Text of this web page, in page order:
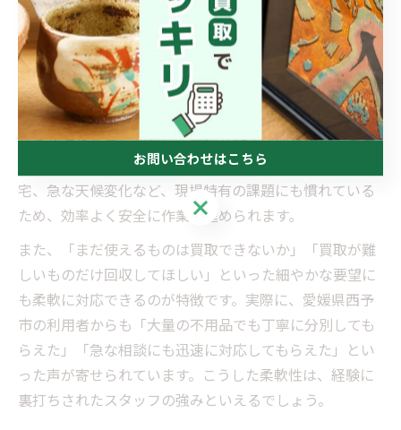
た不安を未然に防ぐ大きなポイントです。
経験豊かなスタッフによる柔軟な対応
不用品回収の現場では、想定外の事態が起こることも少
なくありません。経験豊富なスタッフは、現場ごとに異
なる状況を素早く判断し、最適な作業手順を選択できま
す。たとえば、狭い階段やエレベーターのない集合住
宅、急な天候変化など、現場特有の課題にも慣れている
ため、効率よく安全に作業を進められます。
また、「まだ使えるものは買取できないか」「買取が難
しいものだけ回収してほしい」といった細やかな要望に
も柔軟に対応できるのが特徴です。実際に、愛媛県西予
市の利用者からも「大量の不用品でも丁寧に分別しても
らえた」「急な相談にも迅速に対応してもらえた」とい
った声が寄せられています。こうした柔軟性は、経験に
裏打ちされたスタッフの強みといえるでしょう。
お問い合わせはこちら
お問い合わせはこちら